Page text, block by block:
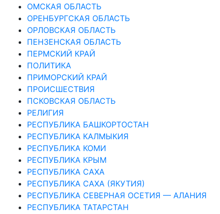
ОМСКАЯ ОБЛАСТЬ
ОРЕНБУРГСКАЯ ОБЛАСТЬ
ОРЛОВСКАЯ ОБЛАСТЬ
ПЕНЗЕНСКАЯ ОБЛАСТЬ
ПЕРМСКИЙ КРАЙ
ПОЛИТИКА
ПРИМОРСКИЙ КРАЙ
ПРОИСШЕСТВИЯ
ПСКОВСКАЯ ОБЛАСТЬ
РЕЛИГИЯ
РЕСПУБЛИКА БАШКОРТОСТАН
РЕСПУБЛИКА КАЛМЫКИЯ
РЕСПУБЛИКА КОМИ
РЕСПУБЛИКА КРЫМ
РЕСПУБЛИКА САХА
РЕСПУБЛИКА САХА (ЯКУТИЯ)
РЕСПУБЛИКА СЕВЕРНАЯ ОСЕТИЯ — АЛАНИЯ
РЕСПУБЛИКА ТАТАРСТАН